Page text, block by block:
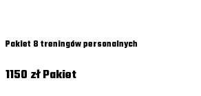
Pakiet 8 treningów personalnych
1150 złPakiet